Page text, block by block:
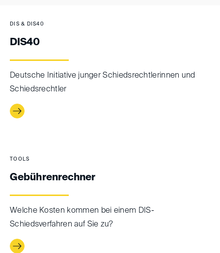
DIS & DIS40
DIS40
Deutsche Initiative junger Schiedsrechtlerinnen und
Schiedsrechtler
TOOLS
Gebührenrechner
Welche Kosten kommen bei einem DIS-
Schiedsverfahren auf Sie zu?